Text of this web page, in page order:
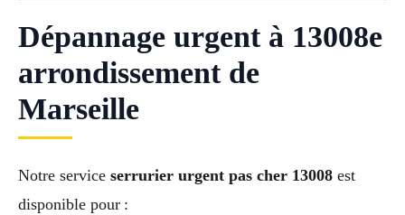
Dépannage urgent à 13008e
arrondissement de
Marseille
Notre service serrurier urgent pas cher 13008 est
disponible pour :